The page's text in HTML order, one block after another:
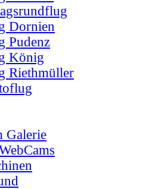
Dornien
Pudenz
König
Riethmüller
Galerie